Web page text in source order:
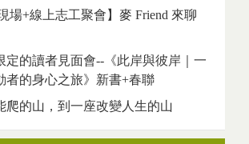
場+線上志工聚會】麥 Friend 來聊
定的讀者見面會--《此岸與彼岸｜一
者的身心之旅》新書+春聯
爬的山，到一座改變人生的山